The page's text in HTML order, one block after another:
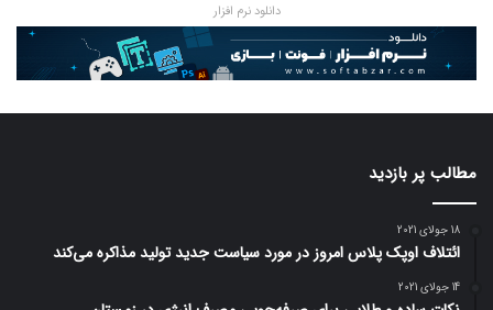
دانلود نرم افزار
مطالب پر بازدید
18 جولای 2021
ائتلاف اوپک پلاس امروز در مورد سیاست جدید تولید مذاکره می‌کند
14 جولای 2021